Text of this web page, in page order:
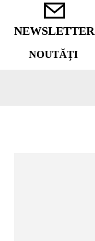
NEWSLETTER
NOUTĂȚI